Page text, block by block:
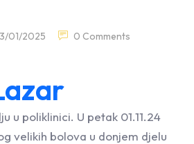
01/2025 0 Comments
u poliklinici. U petak 01.11.24
velikih bolova u donjem djelu